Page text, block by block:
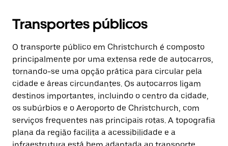
Transportes públicos
O transporte público em Christchurch é composto
principalmente por uma extensa rede de autocarros,
tornando-se uma opção prática para circular pela
cidade e áreas circundantes. Os autocarros ligam
destinos importantes, incluindo o centro da cidade,
os subúrbios e o Aeroporto de Christchurch, com
serviços frequentes nas principais rotas. A topografia
plana da região facilita a acessibilidade e a